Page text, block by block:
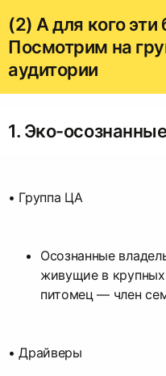
(2) А для кого
Посмотрим на
аудитории
1. Эко-осознанные
• Группа ЦА
Осознанные
живущие в
питомец — член
• Драйверы